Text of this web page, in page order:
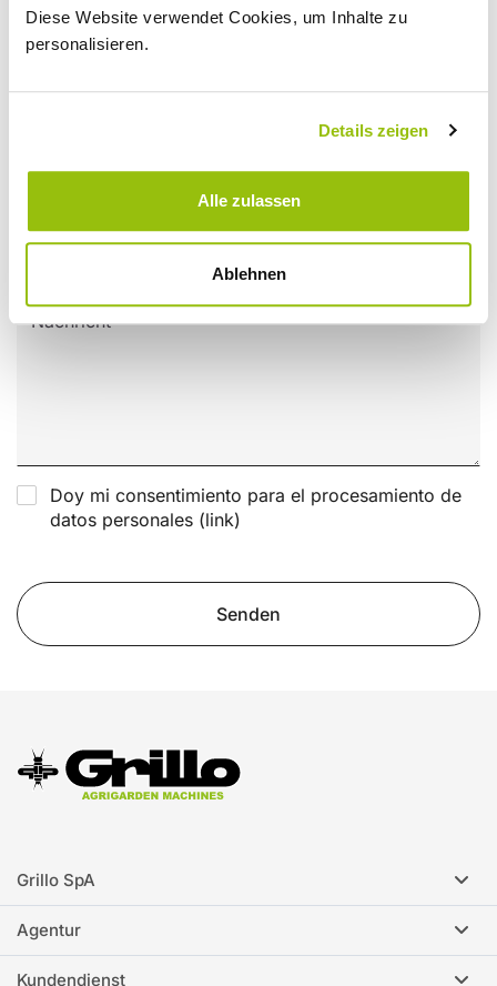
Diese Website verwendet Cookies, um Inhalte zu
personalisieren.
Details zeigen
Alle zulassen
Ablehnen
Nachricht
Doy mi consentimiento para el procesamiento de
datos personales (link)
Senden
Grillo SpA
Agentur
Kundendienst